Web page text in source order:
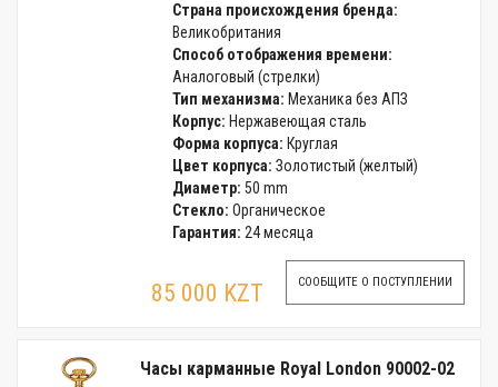
Страна происхождения бренда:
Великобритания
Способ отображения времени:
Аналоговый (стрелки)
Тип механизма: Механика без АПЗ
Корпус: Нержавеющая сталь
Форма корпуса: Круглая
Цвет корпуса: Золотистый (желтый)
Диаметр: 50 mm
Стекло: Органическое
Гарантия: 24 месяца
85 000 KZT СООБЩИТЕ О ПОСТУПЛЕНИИ
Часы карманные Royal London 90002-02